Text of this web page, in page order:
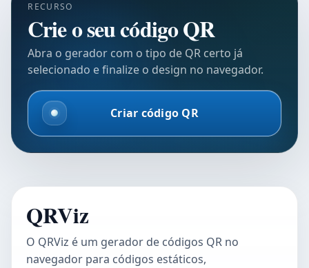
RECURSO
Crie o seu código QR
Abra o gerador com o tipo de QR certo já
selecionado e finalize o design no navegador.
Criar código QR
QRViz
O QRViz é um gerador de códigos QR no
navegador para códigos estáticos,